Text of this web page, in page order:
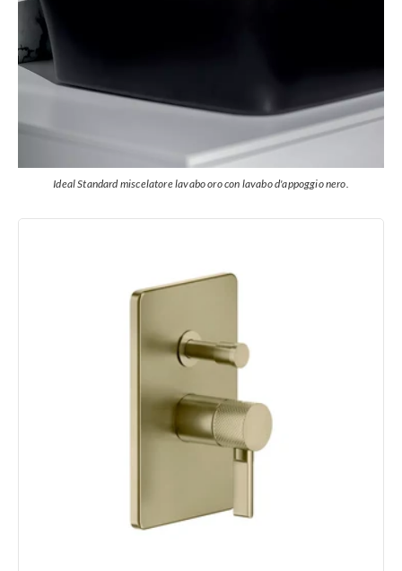
Ideal Standard miscelatore lavabo oro con lavabo d'appoggio nero.